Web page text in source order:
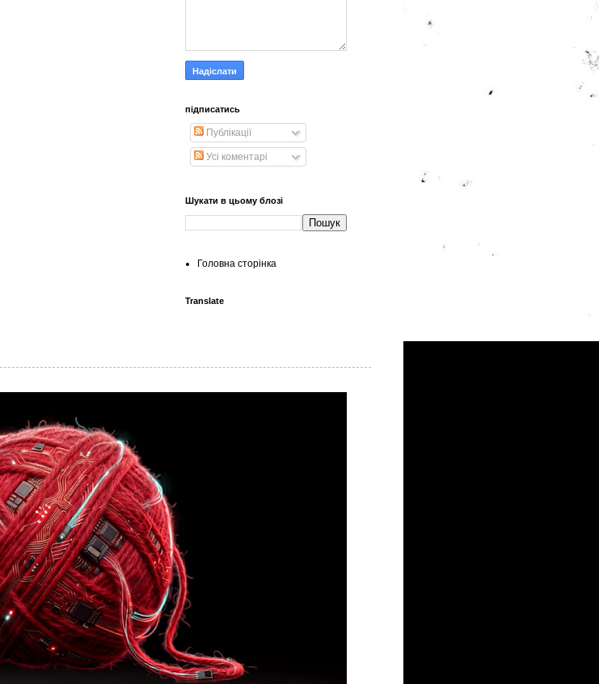
підписатись
Публікації
Усі коментарі
Шукати в цьому блозі
Головна сторінка
Translate